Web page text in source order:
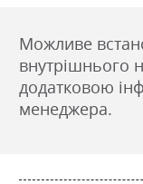
Можливе
внутрішнього
додатковою
менеджера.